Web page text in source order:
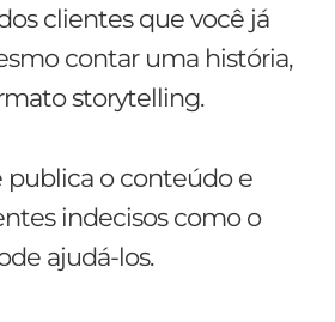
clientes que você já
contar uma história,
storytelling.
publica o conteúdo e
indecisos como o
ajudá-los.